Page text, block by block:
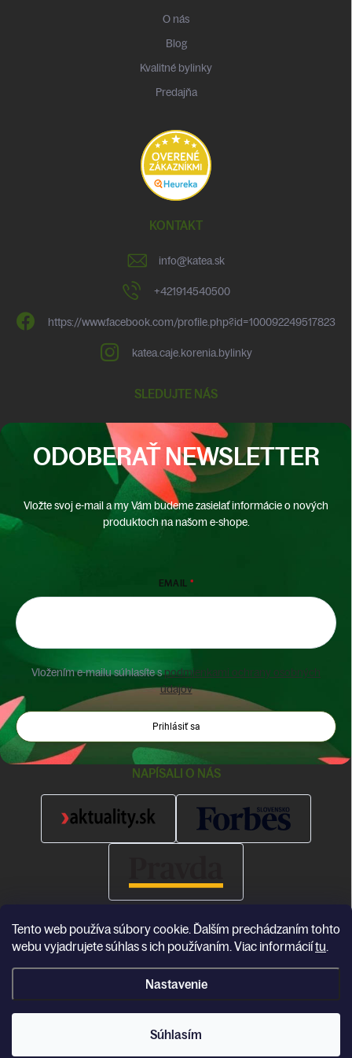
Tento web používa súbory cookie. Ďalším prechádzaním tohto
webu vyjadrujete súhlas s ich používaním. Viac informáciítu.
Nastavenie
Súhlasím
O nás
Blog
Kvalitné bylinky
Predajňa
KONTAKT
info@katea.sk
+421914540500
https://www.facebook.com/profile.php?id=100092249517823
katea.caje.korenia.bylinky
SLEDUJTE NÁS
ODOBERAŤ NEWSLETTER
Vložte svoj e-mail a my Vám budeme zasielať informácie o nových
produktoch na našom e-shope.
EMAIL
Vložením e-mailu súhlasíte spodmienkami ochrany osobných
údajov
Prihlásiť sa
NAPÍSALI O NÁS
Katea . Všetky práva vyhradené.